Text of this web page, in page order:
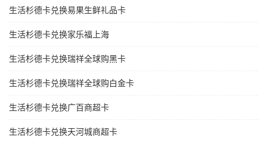
生活杉德卡兑换易果生鲜礼品卡
生活杉德卡兑换家乐福上海
生活杉德卡兑换瑞祥全球购黑卡
生活杉德卡兑换瑞祥全球购白金卡
生活杉德卡兑换广百商超卡
生活杉德卡兑换天河城商超卡